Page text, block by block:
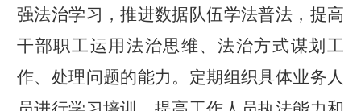
强法治学习，推进数据队伍学法普法，提高
干部职工运用法治思维、法治方式谋划工
作、处理问题的能力。 定期组织具体业务人